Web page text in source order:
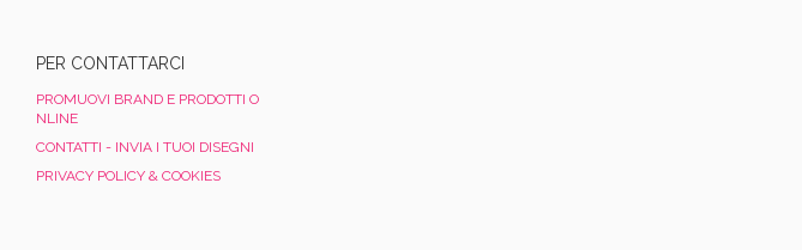
PER CONTATTARCI
PROMUOVI BRAND E PRODOTTI O
NLINE
CONTATTI - INVIA I TUOI DISEGNI
PRIVACY POLICY & COOKIES